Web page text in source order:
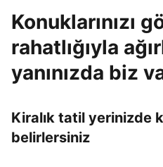
Konuklarınızı
rahatlığıyla
yanınızda biz
Kiralık tatil yerinizde
belirlersiniz